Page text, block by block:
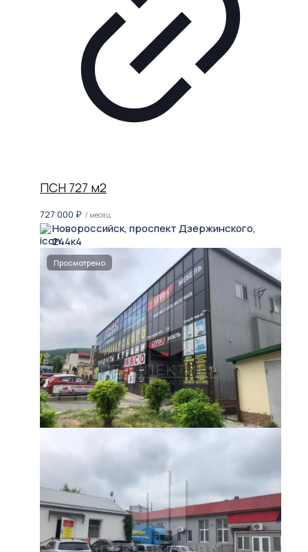
ПСН 727 м2
727 000 ₽ / месяц
Новороссийск, проспект Дзержинского,
244к4